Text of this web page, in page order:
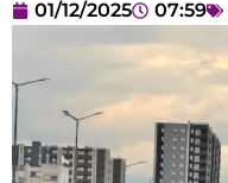
01/12/2025 07:59